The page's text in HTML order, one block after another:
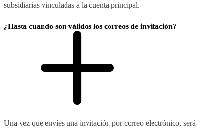
subsidiarias vinculadas a la cuenta principal.
¿Hasta cuando son válidos los correos de invitación?
Una vez que envíes una invitación por correo electrónico, será